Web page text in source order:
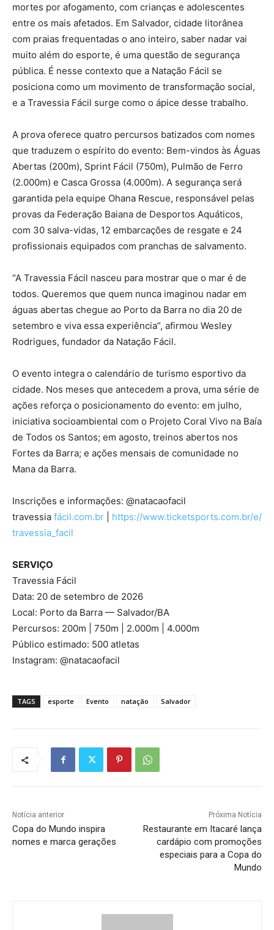
mortes por afogamento, com crianças e adolescentes
entre os mais afetados. Em Salvador, cidade litorânea
com praias frequentadas o ano inteiro, saber nadar vai
muito além do esporte, é uma questão de segurança
pública. É nesse contexto que a Natação Fácil se
posiciona como um movimento de transformação social,
e a Travessia Fácil surge como o ápice desse trabalho.
A prova oferece quatro percursos batizados com nomes
que traduzem o espírito do evento: Bem-vindos às Águas
Abertas (200m), Sprint Fácil (750m), Pulmão de Ferro
(2.000m) e Casca Grossa (4.000m). A segurança será
garantida pela equipe Ohana Rescue, responsável pelas
provas da Federação Baiana de Desportos Aquáticos,
com 30 salva-vidas, 12 embarcações de resgate e 24
profissionais equipados com pranchas de salvamento.
“A Travessia Fácil nasceu para mostrar que o mar é de
todos. Queremos que quem nunca imaginou nadar em
águas abertas chegue ao Porto da Barra no dia 20 de
setembro e viva essa experiência”, afirmou Wesley
Rodrigues, fundador da Natação Fácil.
O evento integra o calendário de turismo esportivo da
cidade. Nos meses que antecedem a prova, uma série de
ações reforça o posicionamento do evento: em julho,
iniciativa socioambiental com o Projeto Coral Vivo na Baía
de Todos os Santos; em agosto, treinos abertos nos
Fortes da Barra; e ações mensais de comunidade no
Mana da Barra.
Inscrições e informações: @natacaofacil
travessia fácil.com.br
https://www.ticketsports.com.br/e/
travessia_facil
SERVIÇO
Travessia Fácil
Data: 20 de setembro de 2026
Local: Porto da Barra — Salvador/BA
Percursos: 200m | 750m | 2.000m | 4.000m
Público estimado: 500 atletas
Instagram: @natacaofacil
TAGS esporte Evento natação Salvador
Notícia anterior
Copa do Mundo inspira
nomes e marca gerações
Próxima Notícia
Restaurante em Itacaré lança
cardápio com promoções
especiais para a Copa do
Mundo